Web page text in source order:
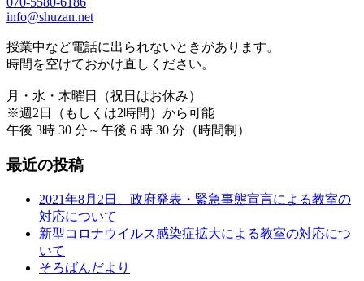
info@shuzan.net
授業中など電話に出られないときがあります。
時間を空けておかけ直しください。
月・水・木曜日（祝日はお休み）
※週2日（もしくは2時間）から可能
午後 3時 30 分～午後 6 時 30 分（時間制）
最近の投稿
2021年8月2日、政府発表・緊急事態宣言による教室の
対応について
新型コロナウイルス感染症拡大による教室の対応につ
いて
そろばんだより